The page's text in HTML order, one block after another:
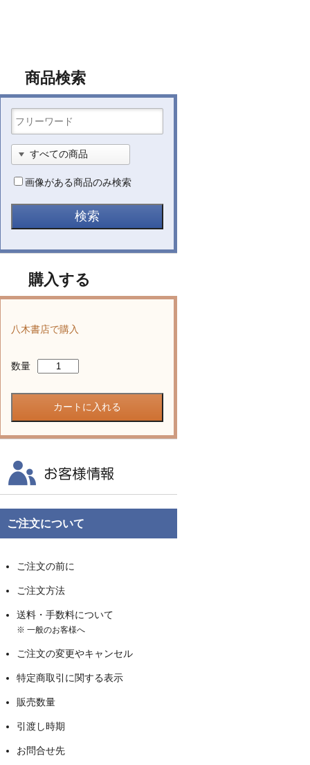
商品検索
画像がある商品のみ検索
購入する
八木書店で購入
数量
ご注文について
ご注文の前に
ご注文方法
送料・手数料について
※ 一般のお客様へ
ご注文の変更やキャンセル
特定商取引に関する表示
販売数量
引渡し時期
お問合せ先